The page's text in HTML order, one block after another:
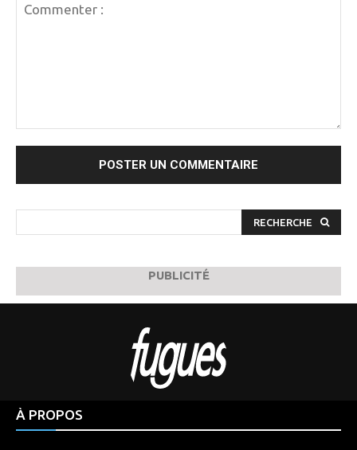
RECHERCHE
PUBLICITÉ
À PROPOS